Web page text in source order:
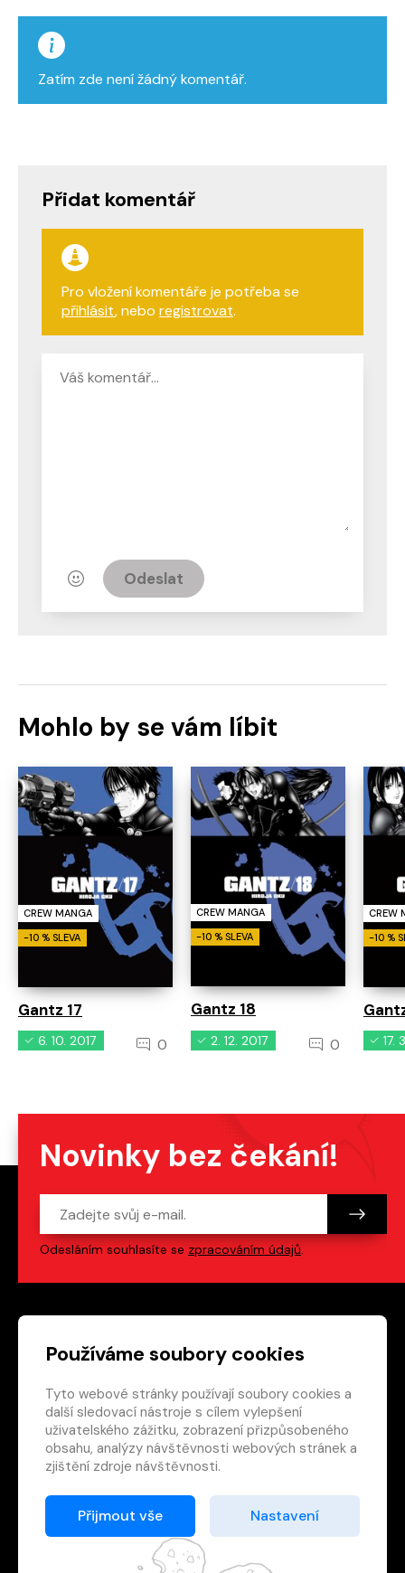
Používáme soubory cookies
Tyto webové stránky používají soubory cookies a
další sledovací nástroje s cílem vylepšení
uživatelského zážitku, zobrazení přizpůsobeného
obsahu, analýzy návštěvnosti webových stránek a
zjištění zdroje návštěvnosti.
Přijmout vše Nastavení
Zatím zde není žádný komentář.
Přidat komentář
Pro vložení komentáře je potřeba se
přihlásit, nebo registrovat.
Odeslat
Mohlo by se vám líbit
CREW MANGA
-10 % SLEVA
Gantz 17
6. 10. 2017 0
CREW MANGA
-10 % SLEVA
Gantz 18
2. 12. 2017 0
CREW
-10 %
17.
Novinky bez čekání!
Odesláním souhlasíte se zpracováním údajů.
Patička webu Odkazy na sociální
Vedlejší navigace
redakce@crew.cz
Ochrana soukromí
Nastavení cookies
E-shop
© 2026 Nakladatelství CREW s.r.o. Všechna práva